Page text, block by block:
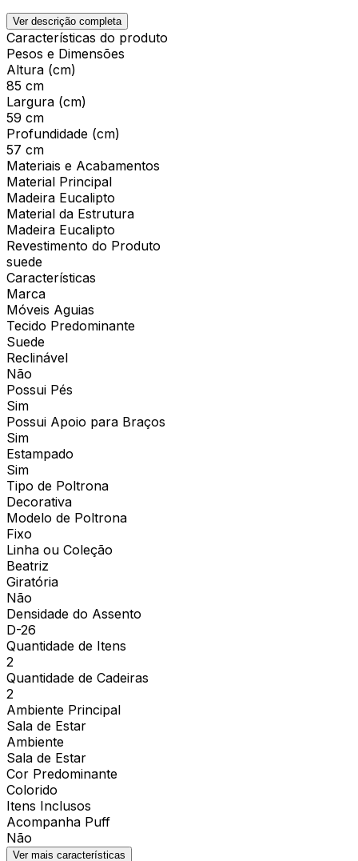
Ver descrição completa
Características do produto
Pesos e Dimensões
Altura (cm)
85 cm
Largura (cm)
59 cm
Profundidade (cm)
57 cm
Materiais e Acabamentos
Material Principal
Madeira Eucalipto
Material da Estrutura
Madeira Eucalipto
Revestimento do Produto
suede
Características
Marca
Móveis Aguias
Tecido Predominante
Suede
Reclinável
Não
Possui Pés
Sim
Possui Apoio para Braços
Sim
Estampado
Sim
Tipo de Poltrona
Decorativa
Modelo de Poltrona
Fixo
Linha ou Coleção
Beatriz
Giratória
Não
Densidade do Assento
D-26
Quantidade de Itens
2
Quantidade de Cadeiras
2
Ambiente Principal
Sala de Estar
Ambiente
Sala de Estar
Cor Predominante
Colorido
Itens Inclusos
Acompanha Puff
Não
Ver mais características